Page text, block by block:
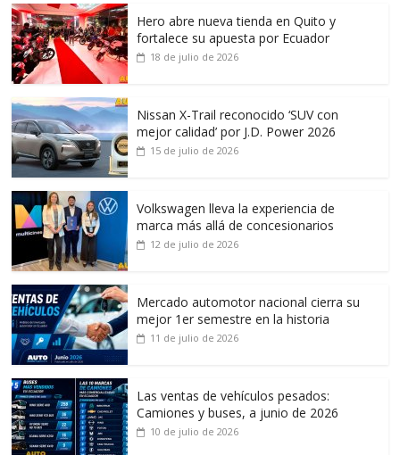
Hero abre nueva tienda en Quito y
fortalece su apuesta por Ecuador
18 de julio de 2026
Nissan X-Trail reconocido ‘SUV con
mejor calidad’ por J.D. Power 2026
15 de julio de 2026
Volkswagen lleva la experiencia de
marca más allá de concesionarios
12 de julio de 2026
Mercado automotor nacional cierra su
mejor 1er semestre en la historia
11 de julio de 2026
Las ventas de vehículos pesados:
Camiones y buses, a junio de 2026
10 de julio de 2026